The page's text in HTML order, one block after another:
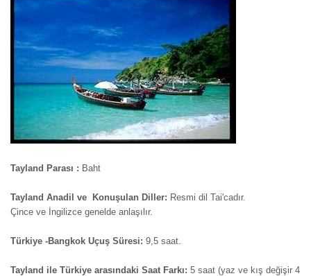
Tayland Parası : Baht
Tayland Anadil ve Konuşulan Diller: Resmi dil Tai'cadır.
Çince ve İngilizce genelde anlaşılır.
Türkiye -Bangkok Uçuş Süresi: 9,5 saat.
Tayland ile Türkiye arasındaki Saat Farkı: 5 saat (yaz ve kış değişir 4